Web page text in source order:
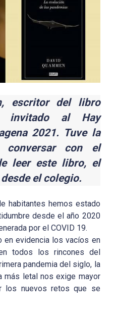
escritor del libro
invitado al Hay
2021. Tuve la
conversar con el
leer este libro, el
el colegio.
habitantes hemos estado
desde el año 2020
por el COVID 19.
en evidencia los vacíos en
todos los rincones del
pandemia del siglo, la
más letal nos exige mayor
los nuevos retos que se